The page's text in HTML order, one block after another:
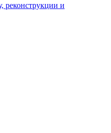
реконструкции и